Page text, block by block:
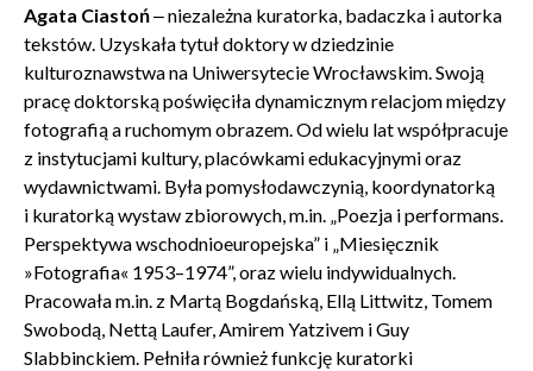
Agata Ciastoń‒ niezależna kuratorka, badaczka i autorka
tekstów. Uzyskała tytuł doktory w dziedzinie
kulturoznawstwa na Uniwersytecie Wrocławskim. Swoją
pracę doktorską poświęciła dynamicznym relacjom między
fotografią a ruchomym obrazem. Od wielu lat współpracuje
z instytucjami kultury, placówkami edukacyjnymi oraz
wydawnictwami. Była pomysłodawczynią, koordynatorką
i kuratorką wystaw zbiorowych, m.in. „Poezja i performans.
Perspektywa wschodnioeuropejska” i „Miesięcznik
»Fotografia« 1953–1974”, oraz wielu indywidualnych.
Pracowała m.in. z Martą Bogdańską, Ellą Littwitz, Tomem
Swobodą, Nettą Laufer, Amirem Yatzivem i Guy
Slabbinckiem. Pełniła również funkcję kuratorki